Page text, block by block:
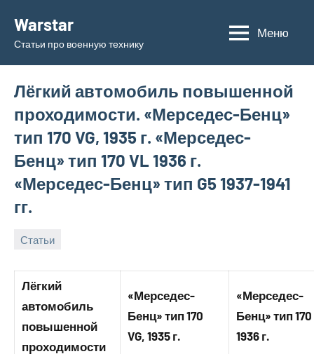
содержимому
Warstar
Статьи про военную технику
Меню
Лёгкий автомобиль повышенной
проходимости. «Мерседес-Бенц»
тип 170 VG, 1935 г. «Мерседес-
Бенц» тип 170 VL 1936 г.
«Мерседес-Бенц» тип G5 1937-1941
гг.
Статьи
Лёгкий
автомобиль
повышенной
проходимости
«Мерседес-
Бенц» тип 170
VG, 1935 г.
«Мерседес-
Бенц» тип
1936 г.